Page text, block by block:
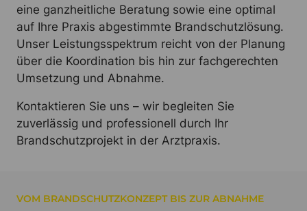
eine ganzheitliche Beratung sowie eine optimal
auf Ihre Praxis abgestimmte Brandschutzlösung.
Unser Leistungsspektrum reicht von der Planung
über die Koordination bis hin zur fachgerechten
Umsetzung und Abnahme.
Kontaktieren Sie uns – wir begleiten Sie
zuverlässig und professionell durch Ihr
Brandschutzprojekt in der Arztpraxis.
VOM BRANDSCHUTZKONZEPT BIS ZUR ABNAHME